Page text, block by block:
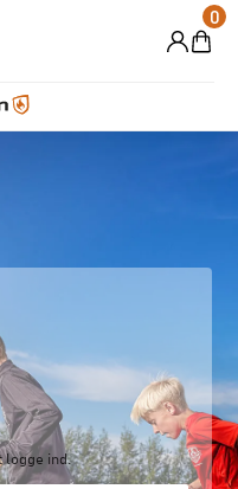
0
logge ind.